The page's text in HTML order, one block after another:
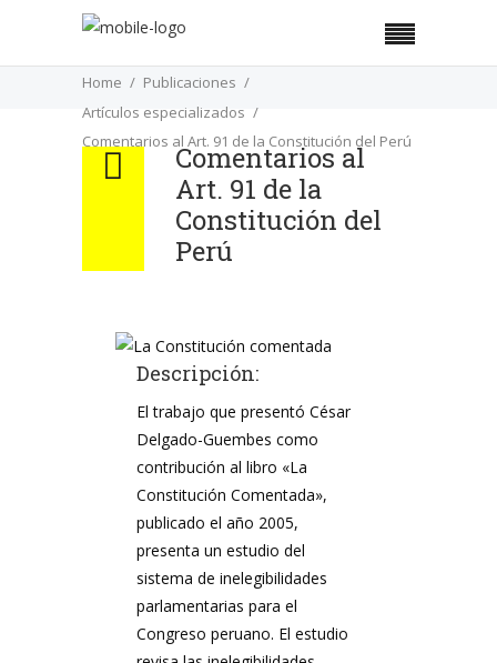
Home
Publicaciones
Artículos especializados
Comentarios al Art. 91 de la Constitución del Perú
Comentarios al
Art. 91 de la
Constitución del
Perú
Descripción:
El trabajo que presentó César
Delgado-Guembes como
contribución al libro «La
Constitución Comentada»,
publicado el año 2005,
presenta un estudio del
sistema de inelegibilidades
parlamentarias para el
Congreso peruano. El estudio